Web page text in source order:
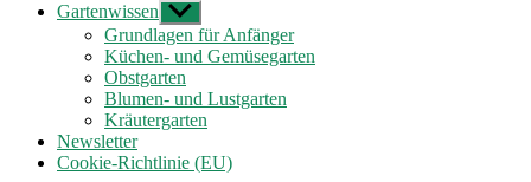
Gartenwissen Untermenü
anzeigen
Grundlagen für Anfänger
Küchen- und Gemüsegarten
Obstgarten
Blumen- und Lustgarten
Kräutergarten
Newsletter
Cookie-Richtlinie (EU)